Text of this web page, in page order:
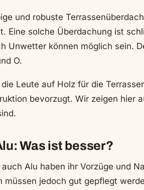
und robuste
Eine solche Überdachung ist
Unwetter können möglich sein.
O.
Leute auf Holz für die
bevorzugt. Wir zeigen hier
Was ist besser?
Alu haben ihr Vorzüge und
müssen jedoch gut gepflegt